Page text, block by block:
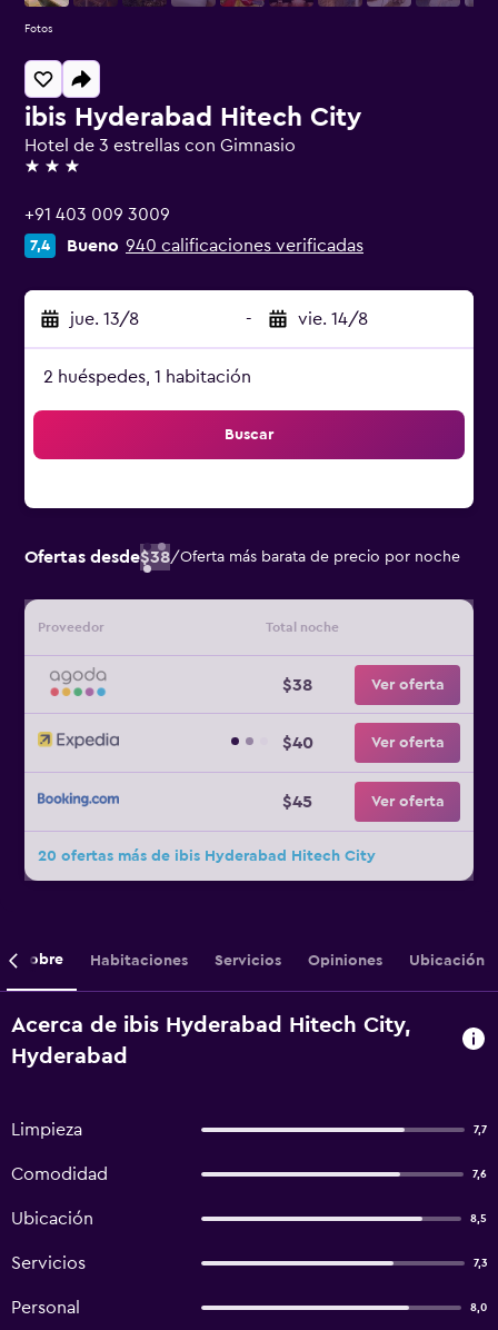
ibis Hyderabad Hitech City
Hotel de 3 estrellas con Gimnasio
3 estrellas
+91 403 009 3009
7,4 Bueno 940 calificaciones verificadas
jue. 13/8 - vie. 14/8
2 huéspedes, 1 habitación
Buscar
Ofertas desde$38/Oferta más barata de precio por noche
Proveedor Total noche
$38 Ver oferta
$40 Ver oferta
$45 Ver oferta
20 ofertas más de ibis Hyderabad Hitech City
Fotos
Sobre Habitaciones Servicios Opiniones Ubicación
Acerca de ibis Hyderabad Hitech City,
Hyderabad
Limpieza 7,7
Comodidad 7,6
Ubicación 8,5
Servicios 7,3
Personal 8,0